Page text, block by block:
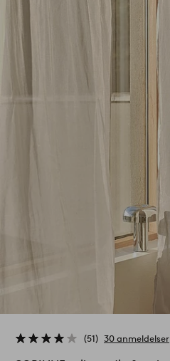
51 30 anmeldelser